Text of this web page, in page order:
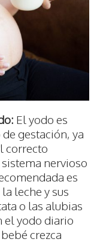
El yodo es
gestación, ya
correcto
nervioso
es
leche y sus
o las alubias
el yodo diario
crezca